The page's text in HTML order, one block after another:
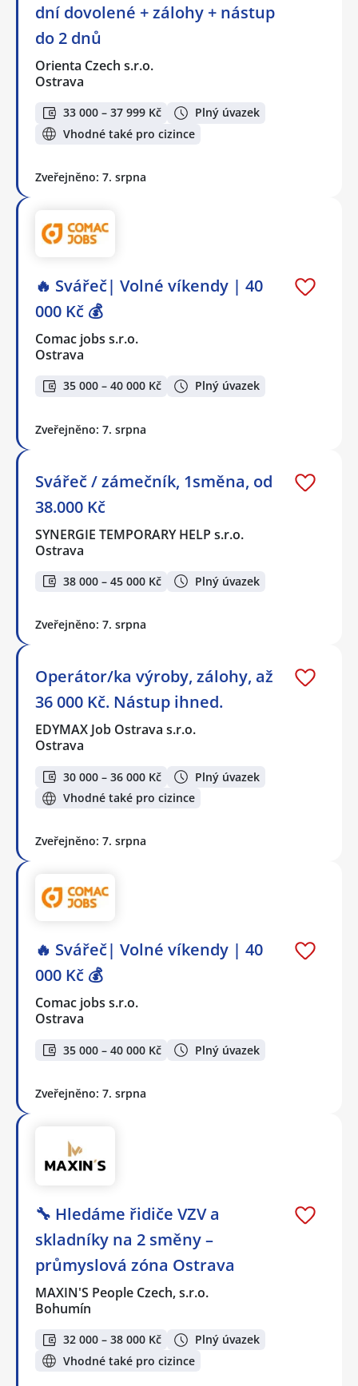
dní dovolené + zálohy + nástup
do 2 dnů
Orienta Czech s.r.o.
Ostrava
33 000 – 37 999 Kč
Plný úvazek
Vhodné také pro cizince
Zveřejněno: 7. srpna
🔥 Svářeč| Volné víkendy | 40
000 Kč 💰
Comac jobs s.r.o.
Ostrava
35 000 – 40 000 Kč Plný úvazek
Zveřejněno: 7. srpna
Svářeč / zámečník, 1směna, od
38.000 Kč
SYNERGIE TEMPORARY HELP s.r.o.
Ostrava
38 000 – 45 000 Kč Plný úvazek
Zveřejněno: 7. srpna
Operátor/ka výroby, zálohy, až
36 000 Kč. Nástup ihned.
EDYMAX Job Ostrava s.r.o.
Ostrava
30 000 – 36 000 Kč
Plný úvazek
Vhodné také pro cizince
Zveřejněno: 7. srpna
🔥 Svářeč| Volné víkendy | 40
000 Kč 💰
Comac jobs s.r.o.
Ostrava
35 000 – 40 000 Kč Plný úvazek
Zveřejněno: 7. srpna
🔧 Hledáme řidiče VZV a
skladníky na 2 směny –
průmyslová zóna Ostrava
MAXIN'S People Czech, s.r.o.
Bohumín
32 000 – 38 000 Kč
Plný úvazek
Vhodné také pro cizince